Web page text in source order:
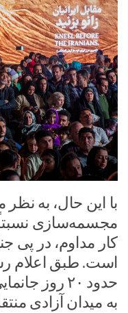
با این حال، به
مجسمه‌سازی
است. طبق اعلام
حدود ۲۰ روز
به میدان آزادی